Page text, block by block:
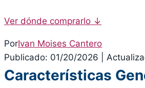
Ver dónde comprarlo ↓
PorIvan Moises Cantero
Publicado: 01/20/2026
Características